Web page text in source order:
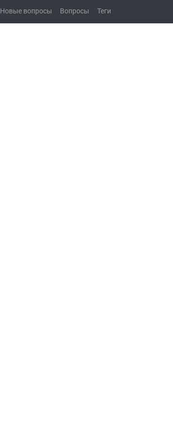
Новые вопросы Вопросы Теги